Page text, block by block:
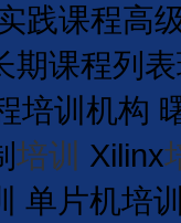
践课程高
期课程列表
培训 机构
培训 Xilinx
单片机培